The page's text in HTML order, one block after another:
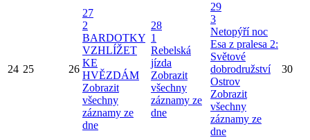
24 25 26
27
2
BARDOTKY
VZHLÍŽET
KE
HVĚZDÁM
Zobrazit
všechny
záznamy ze
dne
28
1
Rebelská
jízda
Zobrazit
všechny
záznamy ze
dne
29
3
Netopýří noc
Esa z pralesa 2:
Světové
dobrodružství
Ostrov
Zobrazit
všechny
záznamy ze
dne
30